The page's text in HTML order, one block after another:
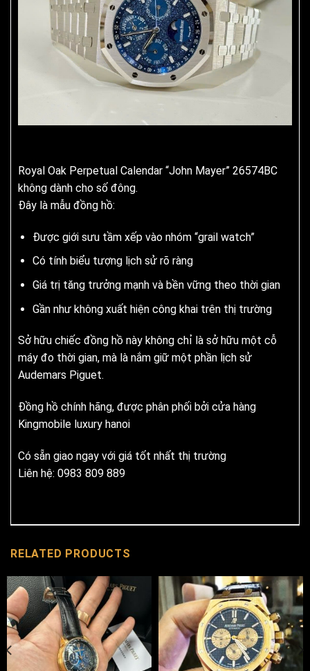
Royal Oak Perpetual Calendar “John Mayer” 26574BC
không dành cho số đông.
Đây là mẫu đồng hồ:
Được giới sưu tầm xếp vào nhóm “grail watch”
Có tính biểu tượng lịch sử rõ ràng
Giá trị tăng trưởng mạnh và bền vững theo thời gian
Gần như không xuất hiện công khai trên thị trường
Sở hữu chiếc đồng hồ này không chỉ là sở hữu một cỗ
máy đo thời gian, mà là nắm giữ một phần lịch sử
Audemars Piguet.
Đồng hồ chính hãng, được phân phối bởi cửa hàng
Kingmobile luxury hanoi
Có sẵn giao ngay với giá tốt nhất thị trường
Liên hệ: 0983 809 889
RELATED PRODUCTS